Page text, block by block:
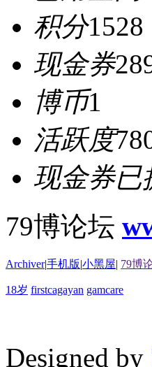
积分1528
现金券
博币1
活跃度
现金券已
79博论坛
Archiver|手机版|小黑屋| 79博
18岁 firstcagayan gamcare
Designed by